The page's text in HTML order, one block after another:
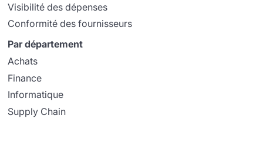
Visibilité des dépenses
Conformité des fournisseurs
Par département
Achats
Finance
Informatique
Supply Chain